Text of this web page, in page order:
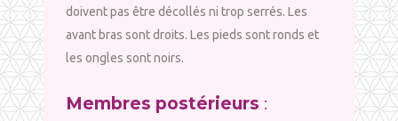
doivent pas être décollés ni trop serrés. Les
avant bras sont droits. Les pieds sont ronds et
les ongles sont noirs.
Membres postérieurs :